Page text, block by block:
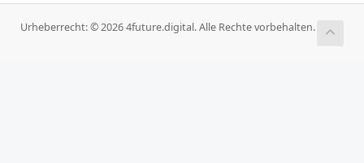
Urheberrecht: © 2026 4future.digital. Alle Rechte vorbehalten.